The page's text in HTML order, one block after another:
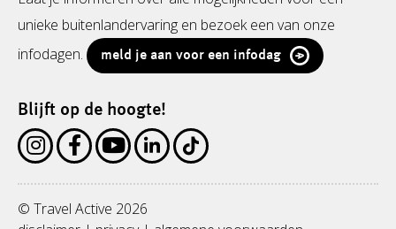
unieke buitenlandervaring en bezoek een van onze
infodagen.
meld je aan voor een infodag
Blijft op de hoogte!
© Travel Active 2026